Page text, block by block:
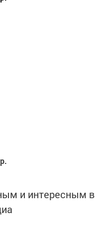
и интересным в